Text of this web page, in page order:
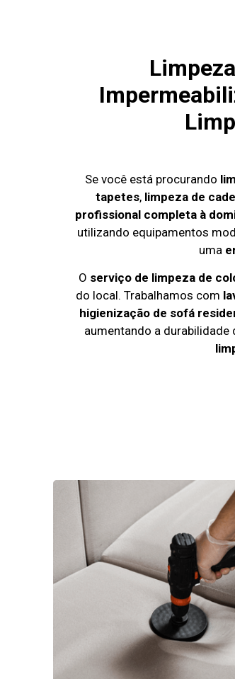
Se você está procurando
tapetes, limpeza de
profissional completa à
utilizando equipamentos
uma
O serviço de limpeza de
do local. Trabalhamos com
higienização de sofá
aumentando a